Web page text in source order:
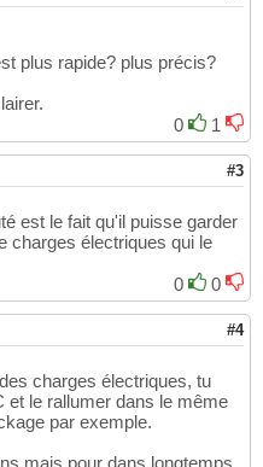
plus rapide? plus précis?
0
1
#3
est le fait qu'il puisse garder
charges électriques qui le
0
0
#4
charges électriques, tu
et le rallumer dans le même
par exemple.